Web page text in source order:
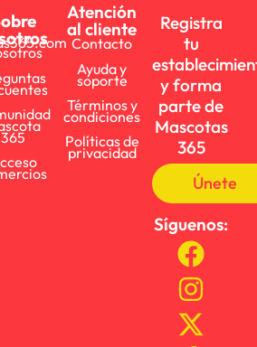
365
Atención
al cliente
Contacto
Ayuda y
soporte
Términos y
condiciones
Políticas de
privacidad
Registra
tu
y forma
parte de
Mascotas
365
Únete
Síguenos: